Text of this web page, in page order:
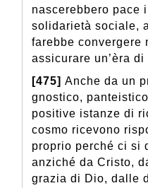
nascerebbero pace
solidarietà sociale,
farebbe convergere
assicurare un’èra
[475] Anche da un
gnostico,
positive istanze di
cosmo ricevono
proprio perché ci si
anziché da Cristo,
grazia di Dio, dalle